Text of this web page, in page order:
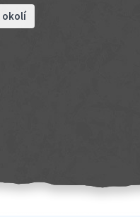
okolí